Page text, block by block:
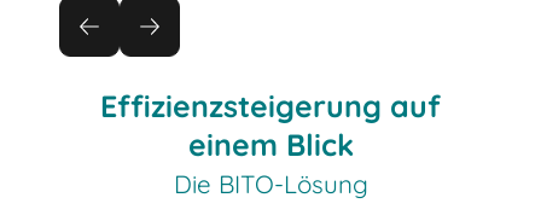
Effizienzsteigerung auf
einem Blick
Die BITO-Lösung